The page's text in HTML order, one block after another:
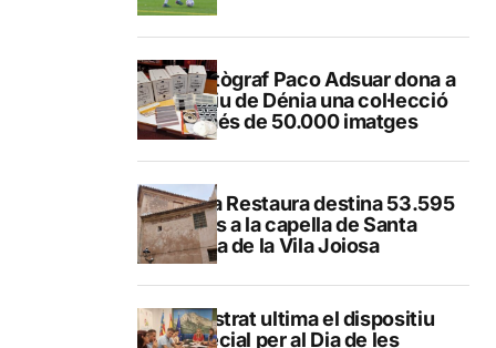
El fotògraf Paco Adsuar dona a
l’Arxiu de Dénia una col·lecció
de més de 50.000 imatges
El Pla Restaura destina 53.595
euros a la capella de Santa
Marta de la Vila Joiosa
Finestrat ultima el dispositiu
especial per al Dia de les